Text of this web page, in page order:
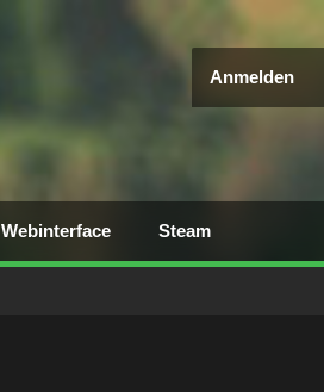
Anmelden
Webinterface Steam